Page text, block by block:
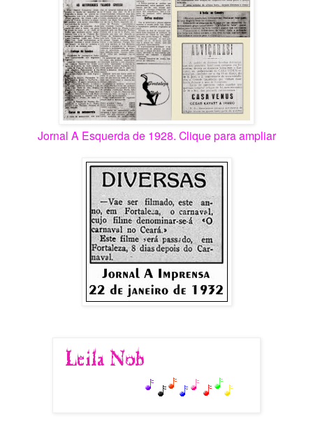
Jornal A Esquerda de 1928. Clique para ampliar